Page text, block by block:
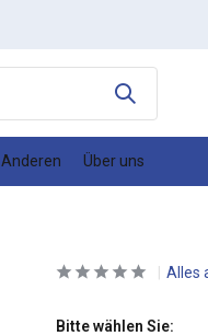
Preis-
Anderen Über uns
Alles
Bitte wählen Sie: